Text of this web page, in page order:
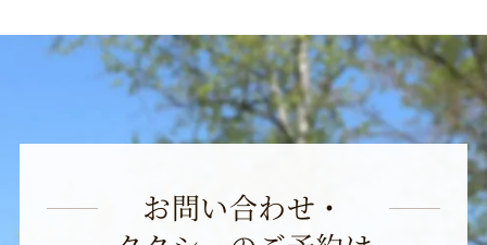
お問い合わせ・